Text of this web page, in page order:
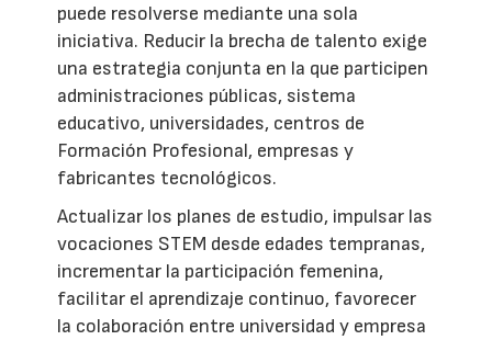
puede resolverse mediante una sola
iniciativa. Reducir la brecha de talento exige
una estrategia conjunta en la que participen
administraciones públicas, sistema
educativo, universidades, centros de
Formación Profesional, empresas y
fabricantes tecnológicos.
Actualizar los planes de estudio, impulsar las
vocaciones STEM desde edades tempranas,
incrementar la participación femenina,
facilitar el aprendizaje continuo, favorecer
la colaboración entre universidad y empresa